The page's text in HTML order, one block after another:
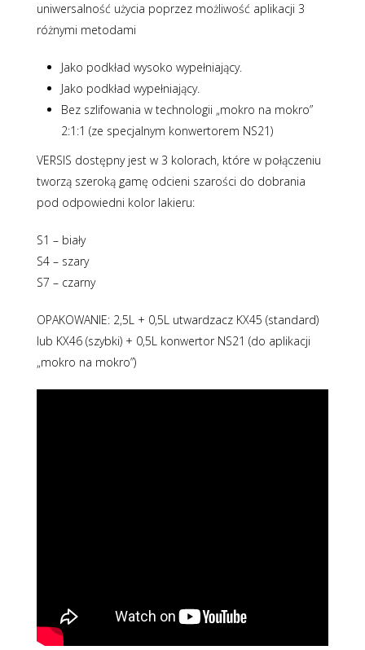
uniwersalność użycia poprzez możliwość aplikacji 3
różnymi metodami
Jako podkład wysoko wypełniający.
Jako podkład wypełniający.
Bez szlifowania w technologii „mokro na mokro”
2:1:1 (ze specjalnym konwertorem NS21)
VERSIS dostępny jest w 3 kolorach, które w połączeniu
tworzą szeroką gamę odcieni szarości do dobrania
pod odpowiedni kolor lakieru:
S1 – biały
S4 – szary
S7 – czarny
OPAKOWANIE: 2,5L + 0,5L utwardzacz KX45 (standard)
lub KX46 (szybki) + 0,5L konwertor NS21 (do aplikacji
„mokro na mokro”)